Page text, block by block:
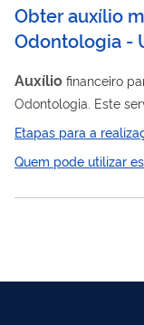
Obter auxílio
Odontologia -
Auxílio financeiro
Odontologia. Este
meio de edital
Etapas para a
Quem pode utilizar